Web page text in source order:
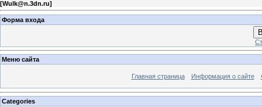
[Wulk@n.3dn.ru]
Форма входа
Меню сайта
Главная страница Информация о сайте
Categories